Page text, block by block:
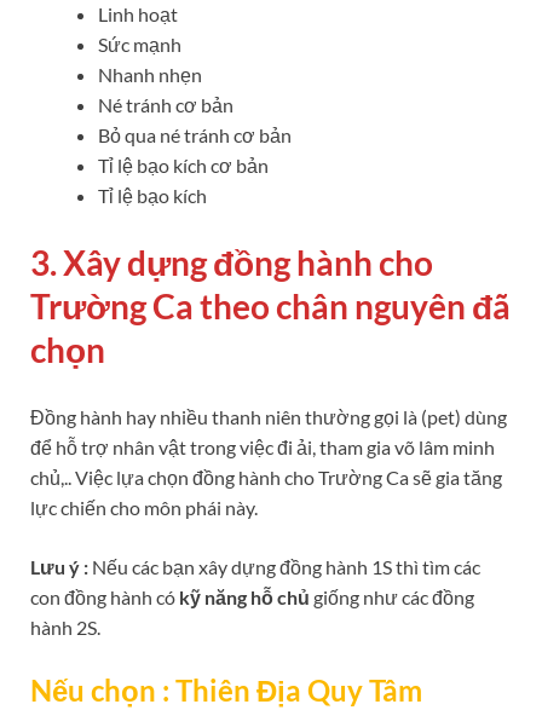
Linh hoạt
Sức mạnh
Nhanh nhẹn
Né tránh cơ bản
Bỏ qua né tránh cơ bản
Tỉ lệ bạo kích cơ bản
Tỉ lệ bạo kích
3. Xây dựng đồng hành cho
Trường Ca theo chân nguyên đã
chọn
Đồng hành hay nhiều thanh niên thường gọi là (pet) dùng
để hỗ trợ nhân vật trong việc đi ải, tham gia võ lâm minh
chủ,.. Việc lựa chọn đồng hành cho Trường Ca sẽ gia tăng
lực chiến cho môn phái này.
Lưu ý : Nếu các bạn xây dựng đồng hành 1S thì tìm các
con đồng hành có kỹ năng hỗ chủ giống như các đồng
hành 2S.
Nếu chọn : Thiên Địa Quy Tâm